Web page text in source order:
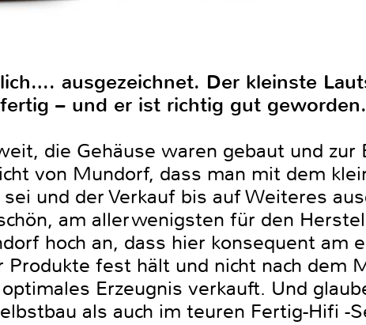
ausgezeichnet. Der kleinste
– und er ist richtig gut geworden.
die Gehäuse waren gebaut und zur
von Mundorf, dass man mit dem
und der Verkauf bis auf Weiteres
am allerwenigsten für den
hoch an, dass hier konsequent am
fest hält und nicht nach dem
Erzeugnis verkauft. Und
als auch im teuren Fertig-Hifi -